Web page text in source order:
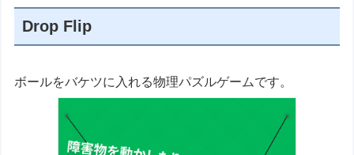
Drop Flip
ボールをバケツに入れる物理パズルゲームです。